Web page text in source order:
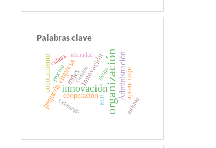
Palabras clave
organización
innovación
pequeña empresa
redes Administración
Innovación
conocimiento aprendizaje
cooperación
proceso Gestión
Liderazgo M31
identidad
riesgo
cultura
turismo